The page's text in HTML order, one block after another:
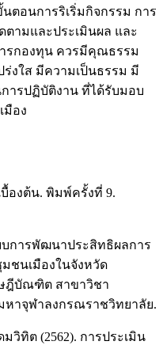
ตอนการริเริ่มกิจกรรม การ
ามและประเมินผล และ
รกองทุน ควรมีคุณธรรม
งใส มีความเป็นธรรม มี
ารปฏิบัติงาน ที่ได้รับมอบ
มือง
องต้น. พิมพ์ครั้งที่ 9.
การพัฒนาประสิทธิผลการ
ชนเมืองในจังหวัด
ฎีบัณฑิต สาขาวิชา
หาจุฬาลงกรณราชวิทยาลัย.
วิทิต (2562). การประเมิน